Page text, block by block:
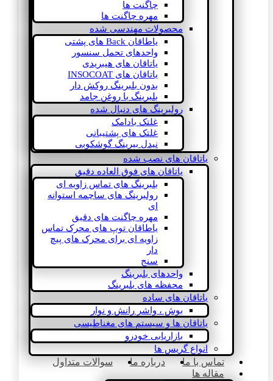
چاگنت ها
مهره چاگنت ها
محصولات مهندسی شده
یاطاقان Back های پشتی
واحدهای تحمل سنسور
یاتاقان های هیبریدی
یاتاقان های INSOCOAT
بدون بلبرینگ روکش دار
بلبرینگ با روغن جامد
رولبرینگ های دنبال شده
غلتک بادامک
غلتک های پشتیبانی
نیدل بیرینگ گوشکوبی
یاتاقان های نصب شده
یاتاقان های فوق العاده دقیق
بلبرینگ های تماس زاویه ای
رولبرینگ های ساچمه استوانه
ای
مهره چاگنت های دقیق
یاطاقان توپ های محرک تماس
زاویه ای برای محرک های پیچ
دار
سنج
واحدهای بلبرینگ
محفظه های بلبرینگ
یاتاقان های ساده
بوش ، واشر رانش و نوار
یاتاقان ها و سیستم های مغناطیسی
بازاریابی خودرو
انواع گریس ها
تماس با ما درباره ما
سوالات متداول
مقاله ها